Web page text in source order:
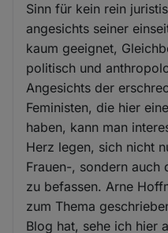
Sinn für kein rein
angesichts seiner
kaum geeignet,
politisch und
Angesichts der
Feministen, die hier
haben, kann man
Herz legen, sich nicht
Frauen-, sondern auch
zu befassen. Arne
zum Thema
Blog hat, sehe ich hier